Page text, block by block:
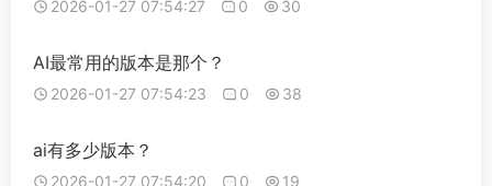
2026-01-27 07:54:27 0 30
AI最常用的版本是那个？
2026-01-27 07:54:23 0 38
ai有多少版本？
2026-01-27 07:54:20 0 19